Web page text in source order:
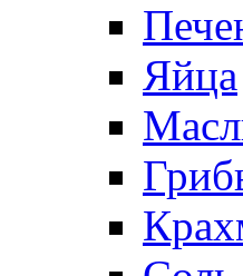
Яйца